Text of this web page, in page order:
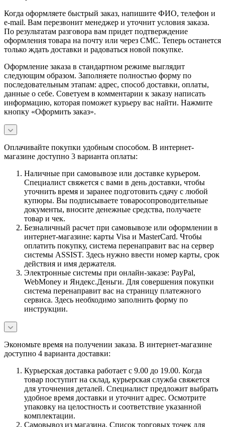
Когда оформляете быстрый заказ, напишите ФИО, телефон и
e-mail. Вам перезвонит менеджер и уточнит условия заказа.
По результатам разговора вам придет подтверждение
оформления товара на почту или через СМС. Теперь останется
только ждать доставки и радоваться новой покупке.
Оформление заказа в стандартном режиме выглядит
следующим образом. Заполняете полностью форму по
последовательным этапам: адрес, способ доставки, оплаты,
данные о себе. Советуем в комментарии к заказу написать
информацию, которая поможет курьеру вас найти. Нажмите
кнопку «Оформить заказ».
Оплачивайте покупки удобным способом. В интернет-
магазине доступно 3 варианта оплаты:
Наличные при самовывозе или доставке курьером.
Специалист свяжется с вами в день доставки, чтобы
уточнить время и заранее подготовить сдачу с любой
купюры. Вы подписываете товаросопроводительные
документы, вносите денежные средства, получаете
товар и чек.
Безналичный расчет при самовывозе или оформлении в
интернет-магазине: карты Visa и MasterCard. Чтобы
оплатить покупку, система перенаправит вас на сервер
системы ASSIST. Здесь нужно ввести номер карты, срок
действия и имя держателя.
Электронные системы при онлайн-заказе: PayPal,
WebMoney и Яндекс.Деньги. Для совершения покупки
система перенаправит вас на страницу платежного
сервиса. Здесь необходимо заполнить форму по
инструкции.
Экономьте время на получении заказа. В интернет-магазине
доступно 4 варианта доставки:
Курьерская доставка работает с 9.00 до 19.00. Когда
товар поступит на склад, курьерская служба свяжется
для уточнения деталей. Специалист предложит выбрать
удобное время доставки и уточнит адрес. Осмотрите
упаковку на целостность и соответствие указанной
комплектации.
Самовывоз из магазина. Список торговых точек для